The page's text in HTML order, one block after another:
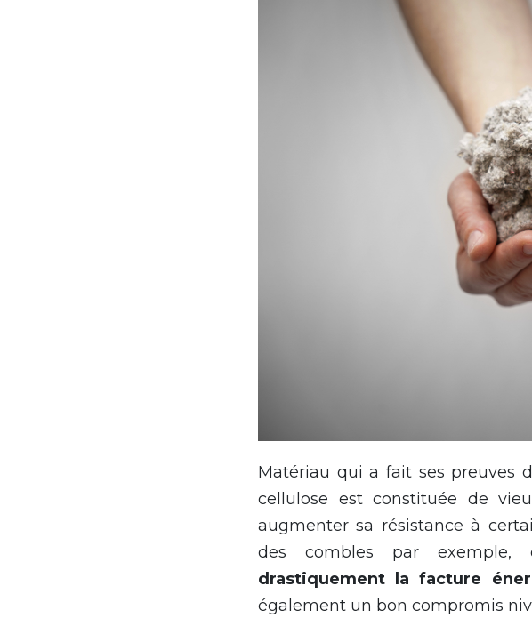
Matériau qui a fait ses preuves
cellulose est constituée de
augmenter sa résistance à
des combles par
drastiquement la facture
également un bon compromis